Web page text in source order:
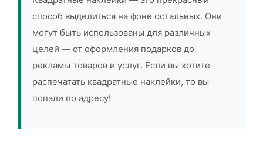
способ выделиться на фоне остальных. Они
могут быть использованы для различных
целей — от оформления подарков до
рекламы товаров и услуг. Если вы хотите
распечатать квадратные наклейки, то вы
попали по адресу!